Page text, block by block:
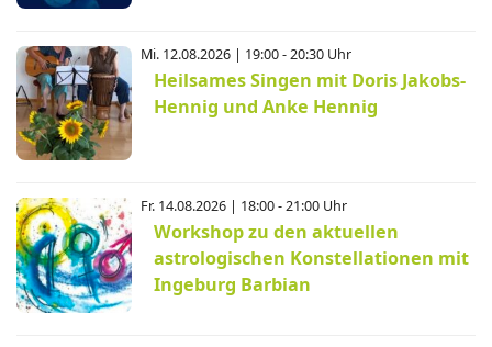
Mi. 12.08.2026 | 19:00 - 20:30 Uhr
Heilsames Singen mit Doris Jakobs-
Hennig und Anke Hennig
Fr. 14.08.2026 | 18:00 - 21:00 Uhr
Workshop zu den aktuellen
astrologischen Konstellationen mit
Ingeburg Barbian